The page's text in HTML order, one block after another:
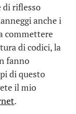
di riflesso
anche i
commettere
di codici, la
fanno
di questo
il mio
.